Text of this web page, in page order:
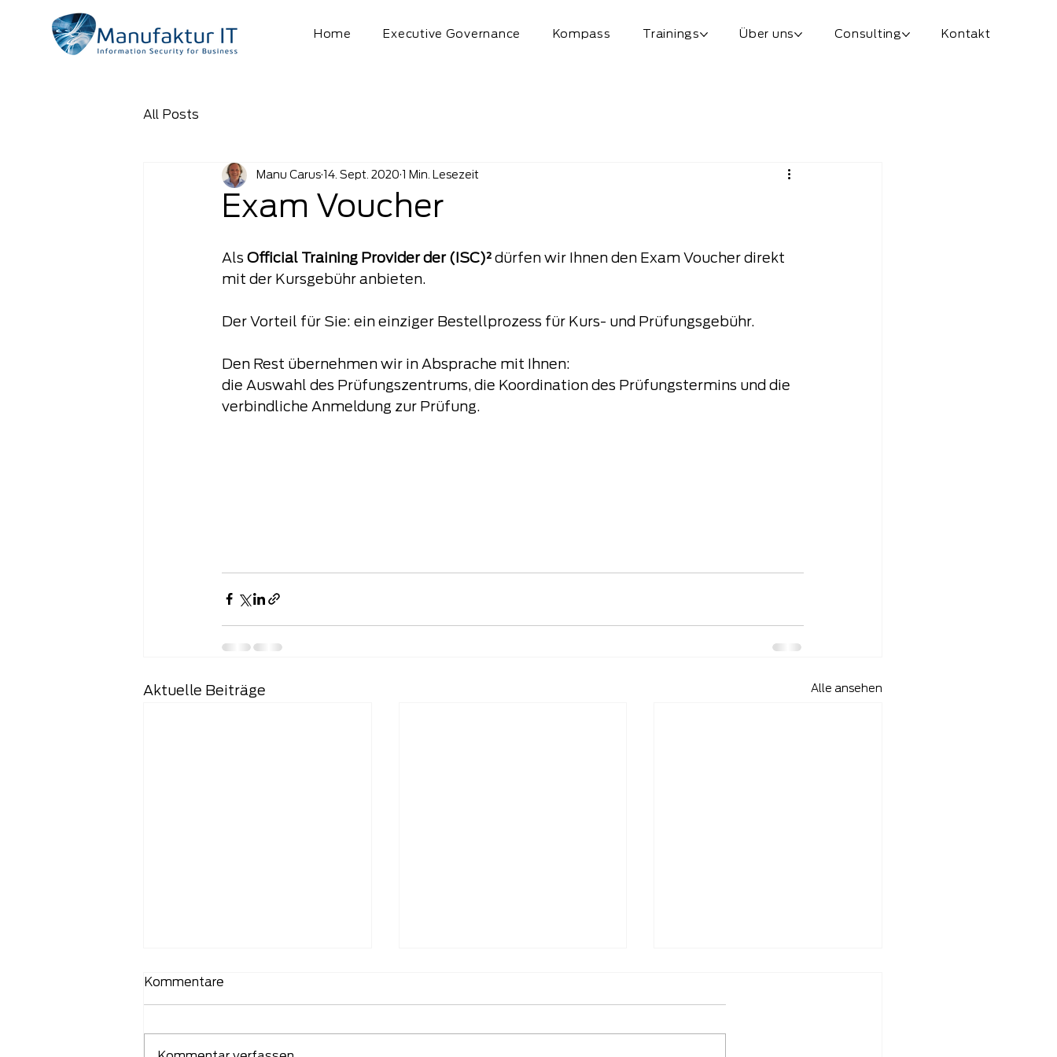
Home Executive Governance Kompass Trainings Über uns Consulting Kontakt
All Posts
Exam Voucher
Manu Carus 14. Sept. 2020 1 Min. Lesezeit
Als Official Training Provider der (ISC)² dürfen wir Ihnen den Exam Voucher direkt
mit der Kursgebühr anbieten.
Der Vorteil für Sie: ein einziger Bestellprozess für Kurs- und Prüfungsgebühr.
Den Rest übernehmen wir in Absprache mit Ihnen:
die Auswahl des Prüfungszentrums, die Koordination des Prüfungstermins und die
verbindliche Anmeldung zur Prüfung.
Aktuelle Beiträge Alle ansehen
Kommentare